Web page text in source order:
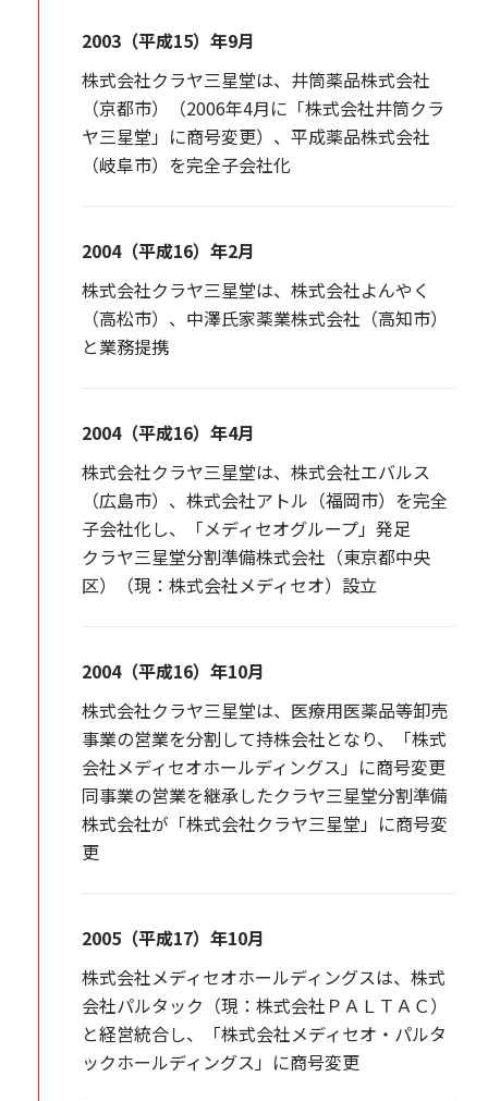
2003（平成15）年9月
株式会社クラヤ三星堂は、井筒薬品株式会社
（京都市）（2006年4月に「株式会社井筒クラ
ヤ三星堂」に商号変更）、平成薬品株式会社
（岐阜市）を完全子会社化
2004（平成16）年2月
株式会社クラヤ三星堂は、株式会社よんやく
（高松市）、中澤氏家薬業株式会社（高知市）
と業務提携
2004（平成16）年4月
株式会社クラヤ三星堂は、株式会社エバルス
（広島市）、株式会社アトル（福岡市）を完全
子会社化し、「メディセオグループ」発足
クラヤ三星堂分割準備株式会社（東京都中央
区）（現：株式会社メディセオ）設立
2004（平成16）年10月
株式会社クラヤ三星堂は、医療用医薬品等卸売
事業の営業を分割して持株会社となり、「株式
会社メディセオホールディングス」に商号変更
同事業の営業を継承したクラヤ三星堂分割準備
株式会社が「株式会社クラヤ三星堂」に商号変
更
2005（平成17）年10月
株式会社メディセオホールディングスは、株式
会社パルタック（現：株式会社ＰＡＬＴＡＣ）
と経営統合し、「株式会社メディセオ・パルタ
ックホールディングス」に商号変更